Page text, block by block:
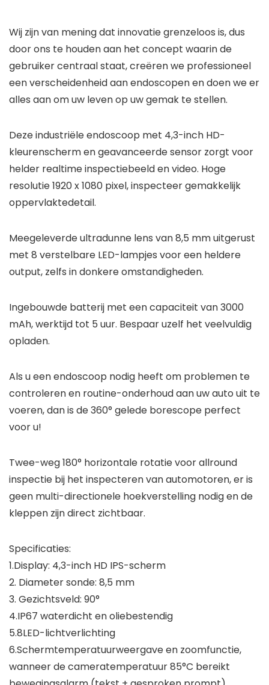
Wij zijn van mening dat innovatie grenzeloos is, dus
door ons te houden aan het concept waarin de
gebruiker centraal staat, creëren we professioneel
een verscheidenheid aan endoscopen en doen we er
alles aan om uw leven op uw gemak te stellen.
Deze industriële endoscoop met 4,3-inch HD-
kleurenscherm en geavanceerde sensor zorgt voor
helder realtime inspectiebeeld en video. Hoge
resolutie 1920 x 1080 pixel, inspecteer gemakkelijk
oppervlaktedetail.
Meegeleverde ultradunne lens van 8,5 mm uitgerust
met 8 verstelbare LED-lampjes voor een heldere
output, zelfs in donkere omstandigheden.
Ingebouwde batterij met een capaciteit van 3000
mAh, werktijd tot 5 uur. Bespaar uzelf het veelvuldig
opladen.
Als u een endoscoop nodig heeft om problemen te
controleren en routine-onderhoud aan uw auto uit te
voeren, dan is de 360° gelede borescope perfect
voor u!
Twee-weg 180° horizontale rotatie voor allround
inspectie bij het inspecteren van automotoren, er is
geen multi-directionele hoekverstelling nodig en de
kleppen zijn direct zichtbaar.
Specificaties:
1.Display: 4,3-inch HD IPS-scherm
2. Diameter sonde: 8,5 mm
3. Gezichtsveld: 90°
4.IP67 waterdicht en oliebestendig
5.8LED-lichtverlichting
6.Schermtemperatuurweergave en zoomfunctie,
wanneer de cameratemperatuur 85°C bereikt